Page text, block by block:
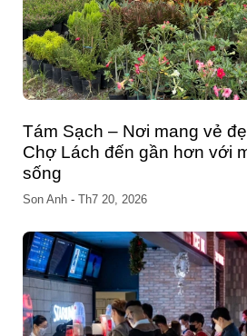
Đầu tư hệ thống máy nén